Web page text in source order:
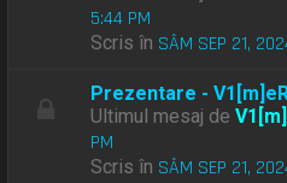
5:44 PM
Scris în SÂM SEP 21,
Prezentare -
Ultimul mesaj de
PM
Scris în SÂM SEP 21,